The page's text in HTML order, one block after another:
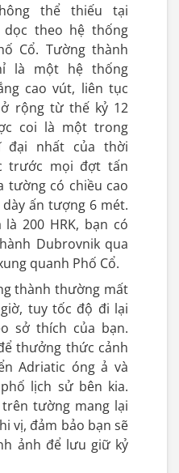
thể thiếu tại
theo hệ thống
Cổ. Tường thành
là một hệ thống
cao vút, liên tục
rộng từ thế kỷ 12
coi là một trong
đại nhất của thời
trước mọi đợt tấn
tường có chiều cao
ấn tượng 6 mét.
200 HRK, bạn có
Dubrovnik qua
quanh Phố Cổ.
thành thường mất
tuy tốc độ đi lại
sở thích của bạn.
thưởng thức cảnh
Adriatic óng ả và
lịch sử bên kia.
tường mang lại
vị, đảm bảo bạn sẽ
ảnh để lưu giữ kỷ